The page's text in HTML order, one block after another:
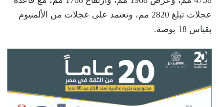
عجلات تبلغ 2820 مم، وتعتمد على عجلات من الألمنيوم
بقياس 18 بوصة.